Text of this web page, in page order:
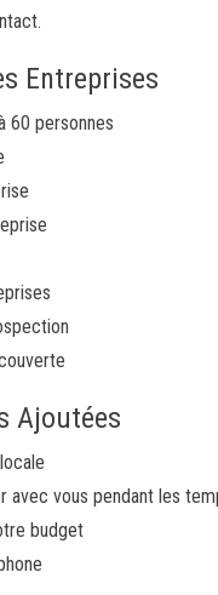
Entreprises
60 personnes
Ajoutées
avec vous pendant les
budget